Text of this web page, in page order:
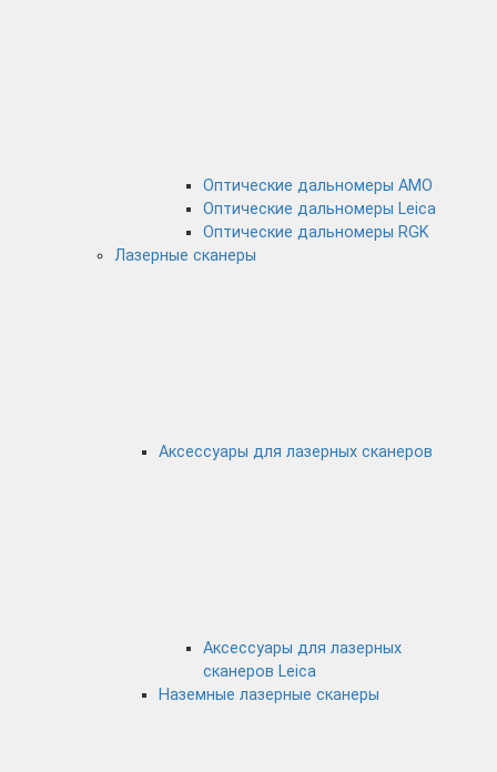
Оптические дальномеры AMO
Оптические дальномеры Leica
Оптические дальномеры RGK
Лазерные сканеры
Аксессуары для лазерных сканеров
Аксессуары для лазерных
сканеров Leica
Наземные лазерные сканеры